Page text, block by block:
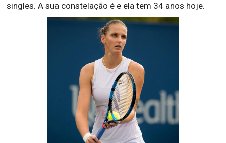
singles. A sua constelação é e ela tem 34 anos hoje.